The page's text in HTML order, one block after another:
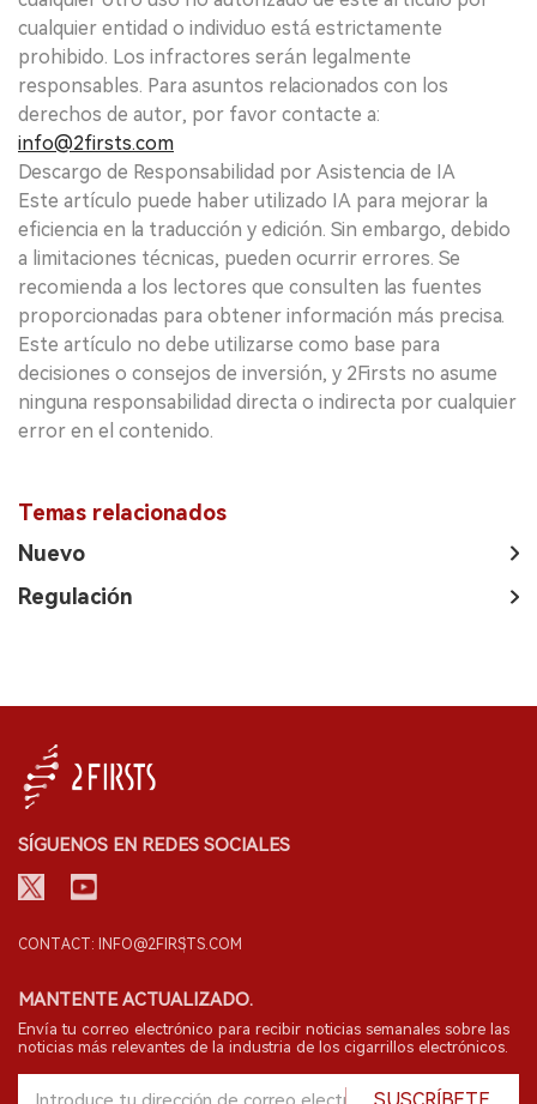
cualquier entidad o individuo está estrictamente
prohibido. Los infractores serán legalmente
responsables. Para asuntos relacionados con los
derechos de autor, por favor contacte a:
info@2firsts.com
Descargo de Responsabilidad por Asistencia de IA
Este artículo puede haber utilizado IA para mejorar la
eficiencia en la traducción y edición. Sin embargo, debido
a limitaciones técnicas, pueden ocurrir errores. Se
recomienda a los lectores que consulten las fuentes
proporcionadas para obtener información más precisa.
Este artículo no debe utilizarse como base para
decisiones o consejos de inversión, y 2Firsts no asume
ninguna responsabilidad directa o indirecta por cualquier
error en el contenido.
Temas relacionados
Nuevo
Regulación
SÍGUENOS EN REDES SOCIALES
CONTACT: INFO@2FIRSTS.COM
MANTENTE ACTUALIZADO.
Envía tu correo electrónico para recibir noticias semanales sobre las
noticias más relevantes de la industria de los cigarrillos electrónicos.